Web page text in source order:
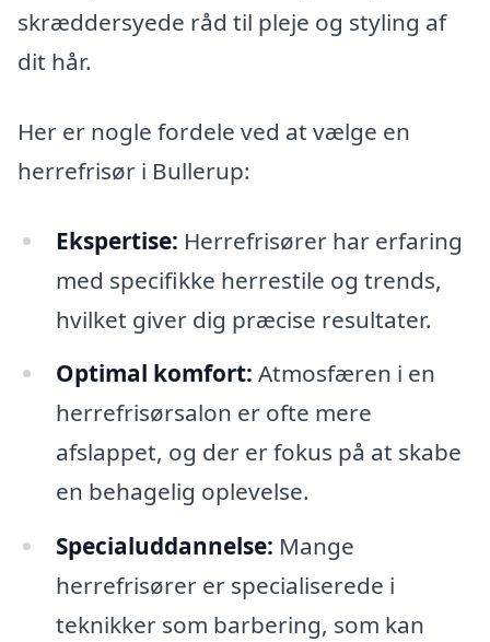
skræddersyede råd til pleje og styling af
dit hår.
Her er nogle fordele ved at vælge en
herrefrisør i Bullerup:
Ekspertise: Herrefrisører har erfaring
med specifikke herrestile og trends,
hvilket giver dig præcise resultater.
Optimal komfort: Atmosfæren i en
herrefrisørsalon er ofte mere
afslappet, og der er fokus på at skabe
en behagelig oplevelse.
Specialuddannelse: Mange
herrefrisører er specialiserede i
teknikker som barbering, som kan